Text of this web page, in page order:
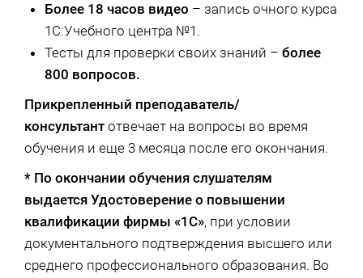
Более 18 часов видео – запись очного курса
1С:Учебного центра №1.
Тесты для проверки своих знаний – более
800 вопросов.
Прикрепленный преподаватель/
консультантотвечает на вопросы во время
обучения и еще 3 месяца после его окончания.
* По окончании обучения слушателям
выдается Удостоверение о повышении
квалификации фирмы «1С», при условии
документального подтверждения высшего или
среднего профессионального образования. Во